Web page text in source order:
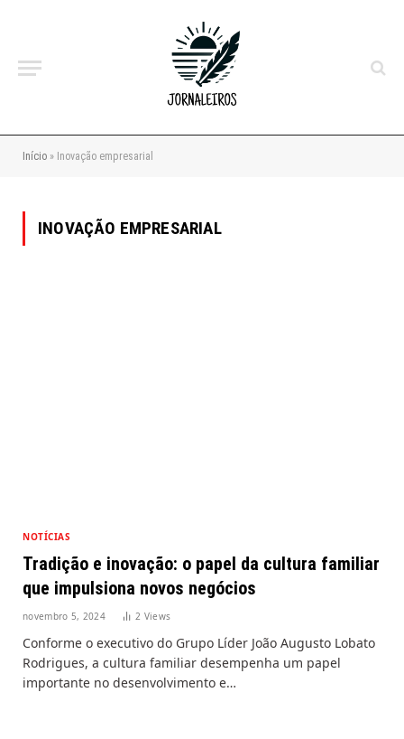
Início » Inovação empresarial
INOVAÇÃO EMPRESARIAL
NOTÍCIAS
Tradição e inovação: o papel da cultura familiar
que impulsiona novos negócios
novembro 5, 2024 2 Views
Conforme o executivo do Grupo Líder João Augusto Lobato
Rodrigues, a cultura familiar desempenha um papel
importante no desenvolvimento e…